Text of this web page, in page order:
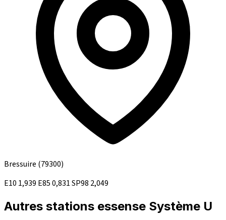
Bressuire (79300)
E10 1,939 E850,831SP98 2,049
Autres stations essense Système U